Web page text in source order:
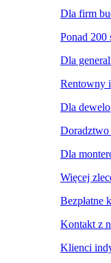
Dla firm
Ponad 200
Dla
Rentowny
Dla
Dla
Więcej
Bezpłatne
Kontakt z
Klienci